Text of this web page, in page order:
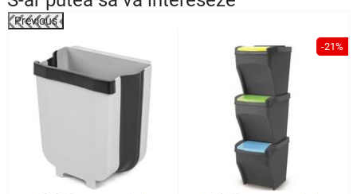
Previous
-21%